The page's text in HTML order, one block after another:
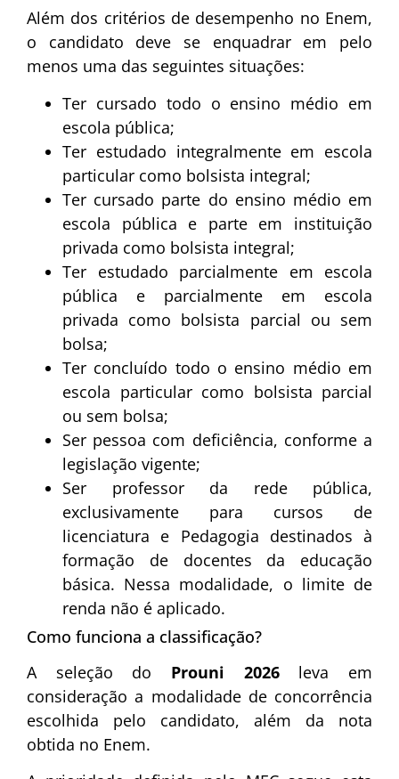
Além dos critérios de desempenho no Enem,
o candidato deve se enquadrar em pelo
menos uma das seguintes situações:
Ter cursado todo o ensino médio em
escola pública;
Ter estudado integralmente em escola
particular como bolsista integral;
Ter cursado parte do ensino médio em
escola pública e parte em instituição
privada como bolsista integral;
Ter estudado parcialmente em escola
pública e parcialmente em escola
privada como bolsista parcial ou sem
bolsa;
Ter concluído todo o ensino médio em
escola particular como bolsista parcial
ou sem bolsa;
Ser pessoa com deficiência, conforme a
legislação vigente;
Ser professor da rede pública,
exclusivamente para cursos de
licenciatura e Pedagogia destinados à
formação de docentes da educação
básica. Nessa modalidade, o limite de
renda não é aplicado.
Como funciona a classificação?
A seleção do Prouni 2026leva em
consideração a modalidade de concorrência
escolhida pelo candidato, além da nota
obtida no Enem.